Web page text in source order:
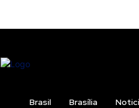
Brasil Brasília